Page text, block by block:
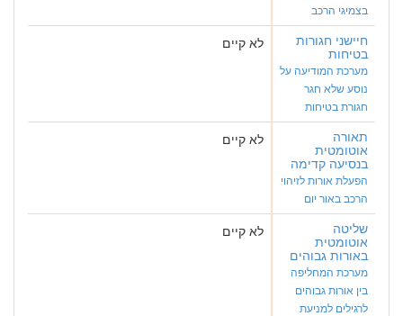
בצמיגי הרכב
חיישני חגורות
בטיחות
מערכת המודיעה על
נוסע שלא חגר
חגורת בטיחות
לא קיים
תאורה
אוטומטית
בנסיעה קדימה
הפעלת אורות לזיהוי
הרכב באור יום
לא קיים
שליטה
אוטומטית
באורות גבוהים
מערכת המחליפה
בין אורות גבוהים
לרגילים למניעת
לא קיים